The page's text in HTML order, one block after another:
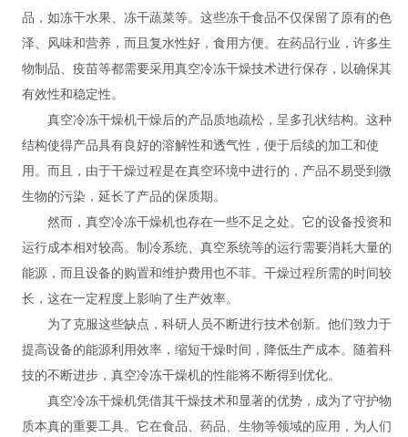
品，如冻干水果、冻干蔬菜等。这些冻干食品不仅保留了原有的色
泽、风味和营养，而且复水性好，食用方便。在药品行业，许多生
物制品、疫苗等都需要采用真空冷冻干燥技术进行保存，以确保其
有效性和稳定性。
真空冷冻干燥机干燥后的产品质地疏松，呈多孔状结构。这种
结构使得产品具有良好的溶解性和透气性，便于后续的加工和使
用。而且，由于干燥过程是在真空环境中进行的，产品不易受到微
生物的污染，延长了产品的保质期。
然而，真空冷冻干燥机也存在一些不足之处。它的设备投资和
运行成本相对较高。制冷系统、真空系统等的运行需要消耗大量的
能源，而且设备的购置和维护费用也不菲。干燥过程所需的时间较
长，这在一定程度上影响了生产效率。
为了克服这些缺点，科研人员不断进行技术创新。他们致力于
提高设备的能源利用效率，缩短干燥时间，降低生产成本。随着科
技的不断进步，真空冷冻干燥机的性能将不断得到优化。
真空冷冻干燥机凭借其干燥技术和显著的优势，成为了守护物
质本真的重要工具。它在食品、药品、生物等领域的应用，为人们